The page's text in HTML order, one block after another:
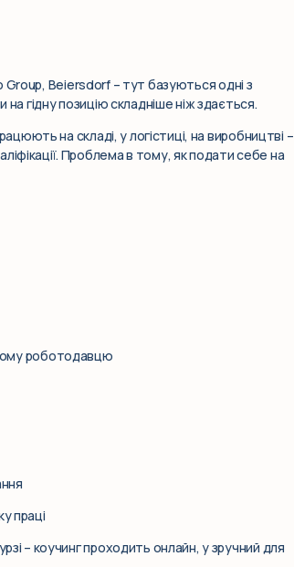
Group, Beiersdorf – тут базуються одні з
гідну позицію складніше ніж здається.
на складі, у логістиці, на виробництві –
Проблема в тому, як подати себе на
роботодавцю
праці
– коучинг проходить онлайн, у зручний для